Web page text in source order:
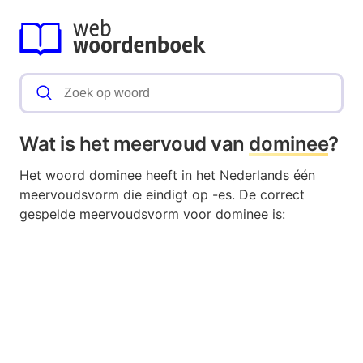
Wat is het meervoud van dominee?
Het woord dominee heeft in het Nederlands één
meervoudsvorm die eindigt op -es. De correct
gespelde meervoudsvorm voor dominee is: